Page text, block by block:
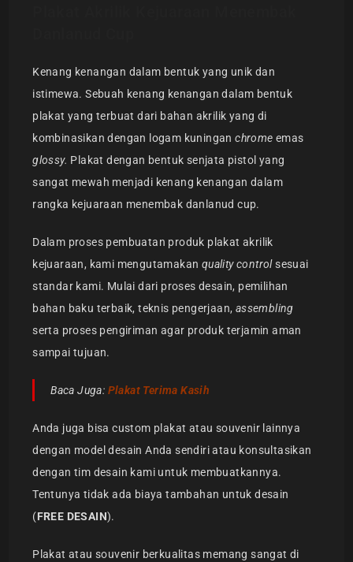
Kenang kenangan dalam bentuk yang unik dan
istimewa. Sebuah kenang kenangan dalam bentuk
plakat yang terbuat dari bahan akrilik yang di
kombinasikan dengan logam kuninganchrome emas
glossy. Plakat dengan bentuk senjata pistol yang
sangat mewah menjadi kenang kenangan dalam
rangka kejuaraan menembak danlanud cup.
Dalam proses pembuatan produk plakat akrilik
kejuaraan, kami mengutamakan quality controlsesuai
standar kami. Mulai dari proses desain, pemilihan
bahan baku terbaik, teknis pengerjaan, assembling
serta proses pengiriman agar produk terjamin aman
sampai tujuan.
Baca Juga: Plakat Terima Kasih
Anda juga bisa custom plakat atau souvenir lainnya
dengan model desain Anda sendiri atau konsultasikan
dengan tim desain kami untuk membuatkannya.
Tentunya tidak ada biaya tambahan untuk desain
(FREE DESAIN).
Plakat atau souvenir berkualitas memang sangat di